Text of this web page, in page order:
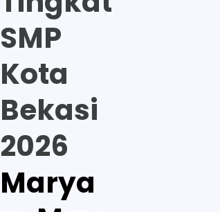
SMP
Kota
Bekasi
2026
Marya